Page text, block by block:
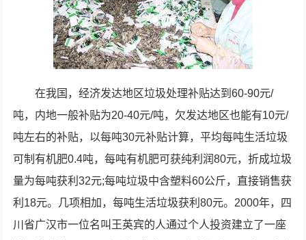
在我国，经济发达地区垃圾处理补贴达到60-90元/
吨，内地一般补贴为20-40元/吨，欠发达地区也能有10元/
吨左右的补贴，以每吨30元补贴计算，平均每吨生活垃圾
可制有机肥0.4吨，每吨有机肥可获纯利润80元，折成垃圾
量为每吨获利32元;每吨垃圾中含塑料60公斤，直接销售获
利18元。几项相加，每吨生活垃圾获利80元。2000年，四
川省广汉市一位名叫王英宾的人通过个人投资建立了一座